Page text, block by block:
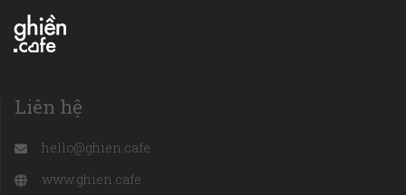
Liên hệ
hello@ghien.cafe
www.ghien.cafe